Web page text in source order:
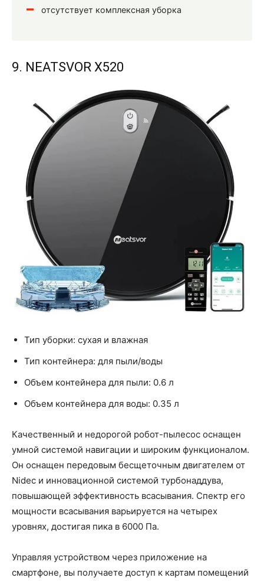
отсутствует комплексная уборка
9. NEATSVOR X520
Тип уборки: сухая и влажная
Тип контейнера: для пыли/воды
Объем контейнера для пыли: 0.6 л
Объем контейнера для воды: 0.35 л
Качественный и недорогой робот-пылесос оснащен
умной системой навигации и широким функционалом.
Он оснащен передовым бесщеточным двигателем от
Nidec и инновационной системой турбонаддува,
повышающей эффективность всасывания. Спектр его
мощности всасывания варьируется на четырех
уровнях, достигая пика в 6000 Па.
Управляя устройством через приложение на
смартфоне, вы получаете доступ к картам помещений